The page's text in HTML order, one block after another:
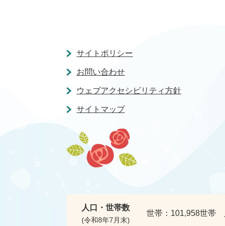
サイトポリシー
お問い合わせ
ウェブアクセシビリティ方針
サイトマップ
人口・世帯数
(令和8年7月末)
世帯： 101,958世帯